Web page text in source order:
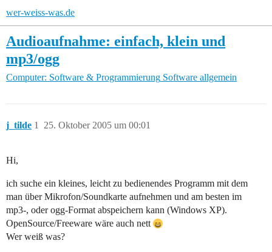
wer-weiss-was.de
Audioaufnahme: einfach, klein und
mp3/ogg
Computer: Software & Programmierung Software allgemein
j_tilde 25. Oktober 2005 um 00:01
1
Hi,
ich suche ein kleines, leicht zu bedienendes Programm mit dem
man über Mikrofon/Soundkarte aufnehmen und am besten im
mp3-, oder ogg-Format abspeichern kann (Windows XP).
OpenSource/Freeware wäre auch nett
Wer weiß was?